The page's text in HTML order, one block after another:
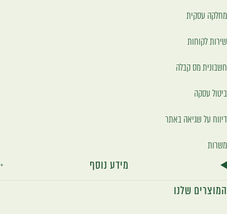
מחלקה עסקית
שירות לקוחות
חשבונית מס קבלה
ביטול עסקה
דיווח על שגיאה באתר
משרות
מידע נוסף
המוצרים שלנו